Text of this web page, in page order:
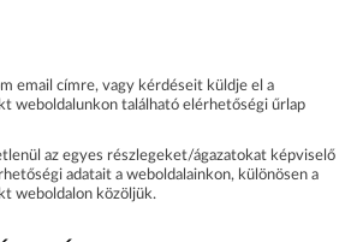
email címre, vagy kérdéseit küldje el a
weboldalunkon található elérhetőségi űrlap
az egyes részlegeket/ágazatokat képviselő
adatait a weboldalainkon, különösen a
weboldalon közöljük.